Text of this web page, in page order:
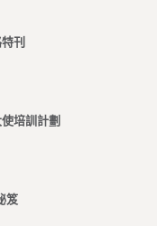
刊
培訓計劃
笈